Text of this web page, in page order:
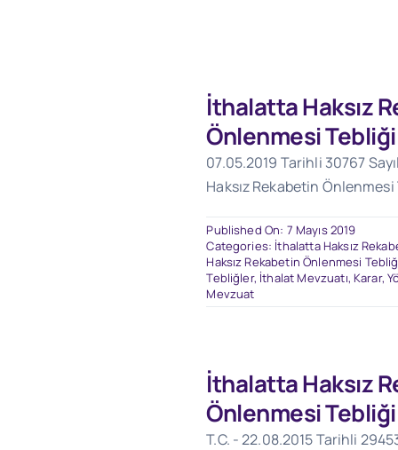
İthalatta Haksız
Önlenmesi
07.05.2019 Tarihli 30767
Haksız Rekabetin
Published On: 7 Mayıs 2019
Categories: İthalatta Haksız
Haksız Rekabetin Önlenmesi
Tebliğler, İthalat Mevzuatı, Karar,
Mevzuat
İthalatta Haksız
Önlenmesi
T.C. - 22.08.2015 Tarihli